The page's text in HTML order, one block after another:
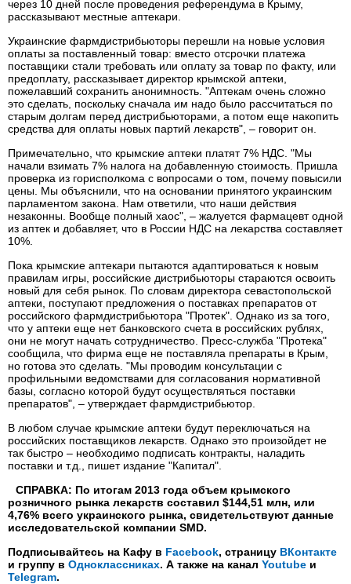
через 10 дней после проведения референдума в Крыму,
рассказывают местные аптекари.
Украинские фармдистрибьюторы перешли на новые условия
оплаты за поставленный товар: вместо отсрочки платежа
поставщики стали требовать или оплату за товар по факту, или
предоплату, рассказывает директор крымской аптеки,
пожелавший сохранить анонимность. "Аптекам очень сложно
это сделать, поскольку сначала им надо было рассчитаться по
старым долгам перед дистрибьюторами, а потом еще накопить
средства для оплаты новых партий лекарств", – говорит он.
Примечательно, что крымские аптеки платят 7% НДС. "Мы
начали взимать 7% налога на добавленную стоимость. Пришла
проверка из горисполкома с вопросами о том, почему повысили
цены. Мы объяснили, что на основании принятого украинским
парламентом закона. Нам ответили, что наши действия
незаконны. Вообще полный хаос", – жалуется фармацевт одной
из аптек и добавляет, что в России НДС на лекарства составляет
10%.
Пока крымские аптекари пытаются адаптироваться к новым
правилам игры, российские дистрибьюторы стараются освоить
новый для себя рынок. По словам директора севастопольской
аптеки, поступают предложения о поставках препаратов от
российского фармдистрибьютора "Протек". Однако из за того,
что у аптеки еще нет банковского счета в российских рублях,
они не могут начать сотрудничество. Пресс-служба "Протека"
сообщила, что фирма еще не поставляла препараты в Крым,
но готова это сделать. "Мы проводим консультации с
профильными ведомствами для согласования нормативной
базы, согласно которой будут осуществляться поставки
препаратов", – утверждает фармдистрибьютор.
В любом случае крымские аптеки будут переключаться на
российских поставщиков лекарств. Однако это произойдет не
так быстро – необходимо подписать контракты, наладить
поставки и т.д., пишет издание "Капитал".
СПРАВКА: По итогам 2013 года объем крымского
розничного рынка лекарств составил $144,51 млн, или
4,76% всего украинского рынка, свидетельствуют данные
исследовательской компании SMD.
Подписывайтесь на Кафу в Facebook, страницу ВКонтакте
и группу в Одноклассниках. А также на канал Youtube и
Telegram.